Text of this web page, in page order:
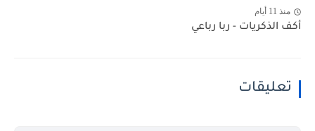
منذ 11 أيام
أكف الذكريات - ربا رباعي
تعليقات